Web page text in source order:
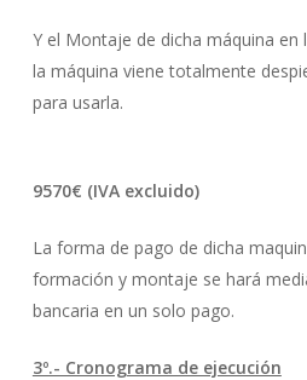
Y el Montaje de dicha máquina en
la máquina viene totalmente
para usarla.
Total
9570€ (IVA excluido)
La forma de pago de dicha
formación y montaje se hará
bancaria en un solo pago.
3º.- Cronograma de ejecución